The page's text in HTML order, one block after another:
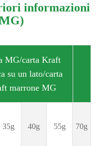
informazioni
MG/carta Kraft
su un lato/carta
marrone MG
35g 40g 55g 70g